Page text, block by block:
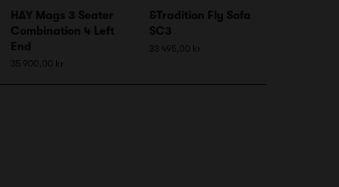
HAY Mags 3 Seater
Combination 4 Left
End
35 900,00 kr
&Tradition Fly Sofa
SC3
33 495,00 kr